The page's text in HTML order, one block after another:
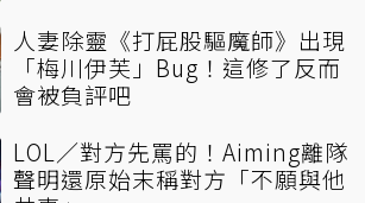
人妻除靈《打屁股驅魔師》出現
「梅川伊芙」Bug！這修了反而
會被負評吧
LOL／對方先罵的！Aiming離隊
聲明還原始末稱對方「不願與他